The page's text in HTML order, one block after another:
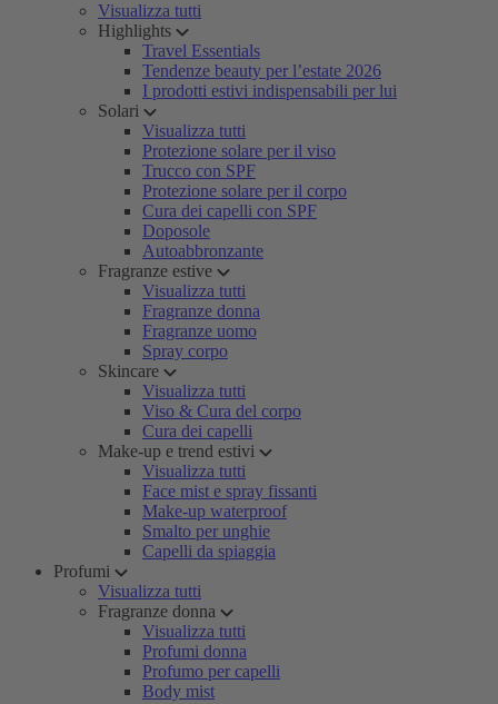
Visualizza tutti
Highlights
Travel Essentials
Tendenze beauty per l’estate 2026
I prodotti estivi indispensabili per lui
Solari
Visualizza tutti
Protezione solare per il viso
Trucco con SPF
Protezione solare per il corpo
Cura dei capelli con SPF
Doposole
Autoabbronzante
Fragranze estive
Visualizza tutti
Fragranze donna
Fragranze uomo
Spray corpo
Skincare
Visualizza tutti
Viso & Cura del corpo
Cura dei capelli
Make-up e trend estivi
Visualizza tutti
Face mist e spray fissanti
Make-up waterproof
Smalto per unghie
Capelli da spiaggia
Profumi
Visualizza tutti
Fragranze donna
Visualizza tutti
Profumi donna
Profumo per capelli
Body mist